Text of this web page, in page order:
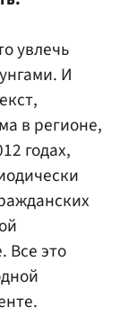
увлечь
И
в регионе,
годах,
Все это